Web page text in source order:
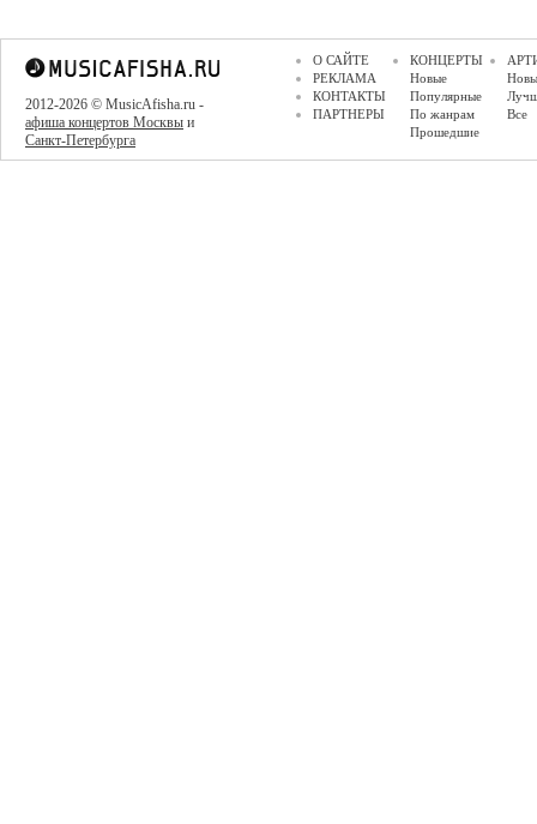
2012-2026 © MusicAfisha.ru -
афиша концертов Москвы и
Санкт-Петербурга
О САЙТЕ
РЕКЛАМА
КОНТАКТЫ
ПАРТНЕРЫ
КОНЦЕРТЫ
Новые
Популярные
По жанрам
Прошедшие
Все